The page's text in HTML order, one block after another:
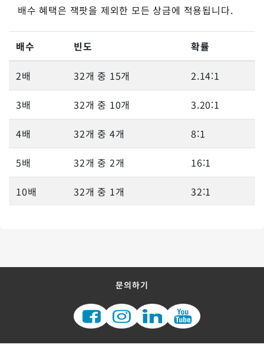
배수 혜택은 잭팟을 제외한 모든 상금에 적용됩니다.
배수 빈도 확률
2배 32개 중 15개 2.14:1
3배 32개 중 10개 3.20:1
4배 32개 중 4개 8:1
5배 32개 중 2개 16:1
10배 32개 중 1개 32:1
문의하기